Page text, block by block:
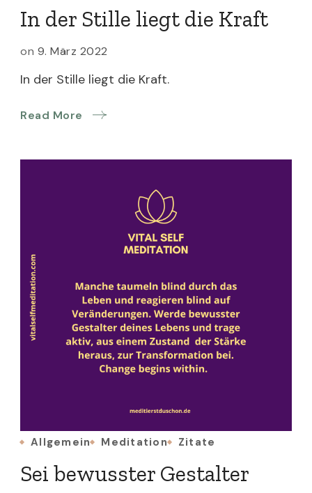
In der Stille liegt die Kraft
on 9. März 2022
In der Stille liegt die Kraft.
Read More
Allgemein Meditation Zitate
Sei bewusster Gestalter